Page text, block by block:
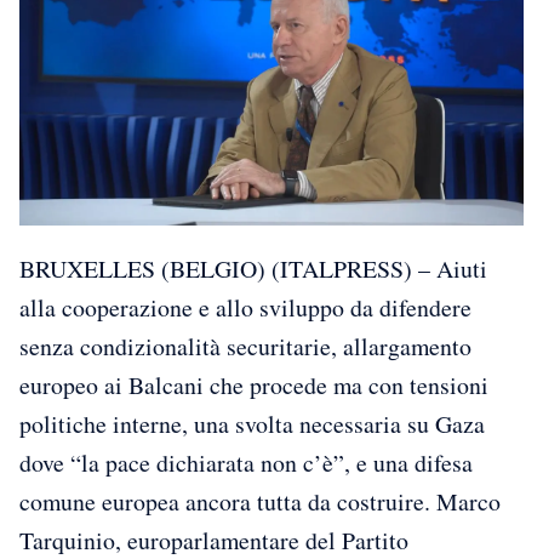
BRUXELLES (BELGIO) (ITALPRESS) – Aiuti
alla cooperazione e allo sviluppo da difendere
senza condizionalità securitarie, allargamento
europeo ai Balcani che procede ma con tensioni
politiche interne, una svolta necessaria su Gaza
dove “la pace dichiarata non c’è”, e una difesa
comune europea ancora tutta da costruire. Marco
Tarquinio, europarlamentare del Partito